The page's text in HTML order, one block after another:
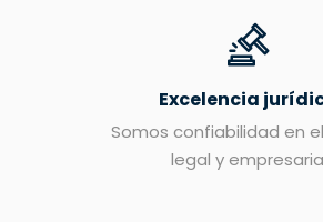
Excelencia
Somos confiabilidad en
legal y